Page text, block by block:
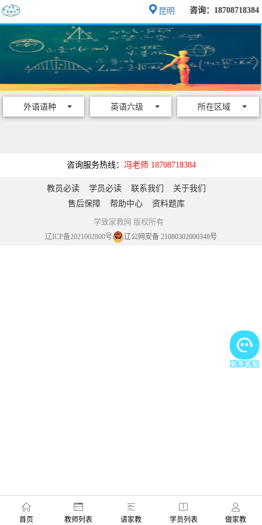
咨询：18708718384
昆明
外语语种 英语六级 所在区域
咨询服务热线： 冯老师 18708718384
教员必读 学员必读 联系我们
关于我们
售后保障
帮助中心 资料题库
学致家教网 版权所有
辽ICP备2021002800号 辽公网安备 21080302000348号
首页 教师列表 请家教 学员列表 做家教